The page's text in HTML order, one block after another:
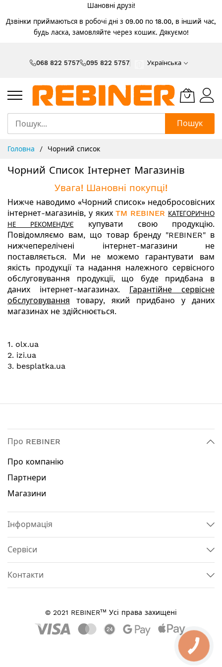
Шановні друзі!
Дзвінки приймаються в робочі дні з 09.00 по 18.00, в інший час,
будь ласка, замовляйте через кошик. Дякуємо!
068 822 5757 095 822 5757 Українська
Пошук
Головна Чорний список
Чорний Список Інтернет Магазинів
Увага! Шановні покупці!
Нижче наводимо «Чорний список» недобросовісних
інтернет-магазинів, у якихTM REBINER КАТЕГОРИЧНО
НЕ РЕКОМЕНДУЄ
купувати свою продукцію.
Повідомляємо вам, що товар бренду "REBINER" в
нижчеперелічені інтернет-магазини не
поставляється. Ми не можемо гарантувати вам
якість продукції та надання належного сервісного
обслуговування продукції, що буде придбана в
даних інтернет-магазинах. Гарантійне сервісне
обслуговування товару, який придбано у даних
магазинах не здійснюється.
1. olx.ua
2. izi.ua
3. besplatka.ua
Про REBINER
Про компанію
Партнери
Магазини
Інформація
Сервіси
Контакти
© 2021 REBINERтм Усі права захищені
КНОПКА
ЗВ'ЯЗКУ